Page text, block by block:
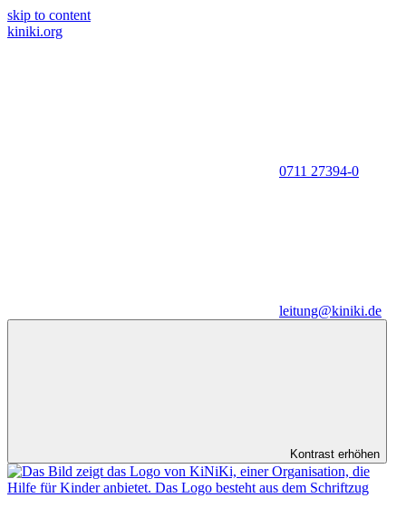
skip to content
kiniki.org
0711 27394-0
leitung@kiniki.de
Kontrast erhöhen